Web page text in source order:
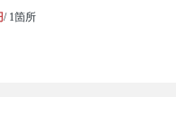
/ 1箇所